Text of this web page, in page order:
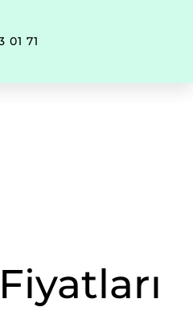
01 71